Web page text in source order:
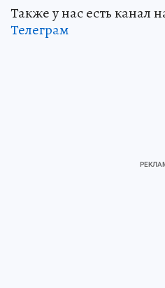
Также у нас есть канал
Телеграм